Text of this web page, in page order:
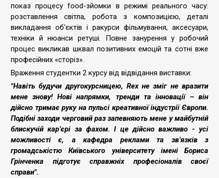
показ процесу food-зйомки в режимі реального часу:
розставлення світла, робота з композицією, деталі
викладання об'єктів і ракурси фільмування, аксесуари,
техніки й нюанси ретуші. Повне занурення у робочий
процес викликав шквал позитивних емоцій та сотні вже
професійних «сторіз».
Враження студентки 2 курсу від відвідання виставки:
"Навіть будучи другокурсницею, Rex не зміг не вразити
мене знову! Нові напрямки, тренди та інновації – він
дійсно тримає руку на пульсі креативної індустрії Європи.
Подібні заходи черговий раз запевняють мене у майбутній
блискучій кар’єрі за фахом. І це дійсно важливо - усі
можливості є, а кафедра реклами та зв’язків з
громадськістю Київського університету імені Бориса
Грінченка підготує справжніх професіоналів своєї
справи".